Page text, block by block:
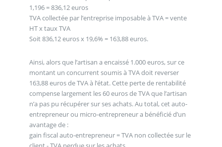
1,196 = 836,12 euros
TVA collectée par l’entreprise imposable à TVA = vente
HT x taux TVA
Soit 836,12 euros x 19,6% = 163,88 euros.
Ainsi, alors que l’artisan a encaissé 1.000 euros, sur ce
montant un concurrent soumis à TVA doit reverser
163,88 euros de TVA à l’état. Cette perte de rentabilité
compense largement les 60 euros de TVA que l’artisan
n’a pas pu récupérer sur ses achats. Au total, cet auto-
entrepreneur ou micro-entrepreneur a bénéficié d’un
avantage de :
gain fiscal auto-entrepreneur = TVA non collectée sur le